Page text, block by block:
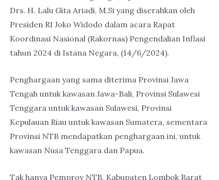
Drs. H. Lalu Gita Ariadi, M.Si yang diserahkan oleh
Presiden RI Joko Widodo dalam acara Rapat
Koordinasi Nasional (Rakornas) Pengendalian Inflasi
tahun 2024 di Istana Negara, (14/6/2024).
Penghargaan yang sama diterima Provinsi Jawa
Tengah untuk kawasan Jawa-Bali, Provinsi Sulawesi
Tenggara untuk kawasan Sulawesi, Provinsi
Kepulauan Riau untuk kawasan Sumatera, sementara
Provinsi NTB mendapatkan penghargaan ini, untuk
kawasan Nusa Tenggara dan Papua.
Tak hanya Pemprov NTB, Kabupaten Lombok Barat